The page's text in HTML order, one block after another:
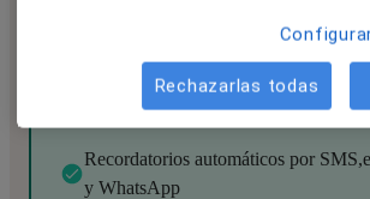
Todos los beneficios del plan Starter y:
Expediente médico digital
Recordatorios automáticos por
y WhatsApp
Rechazarlas todas